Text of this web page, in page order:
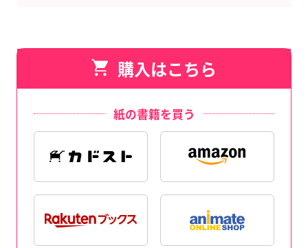
購入はこちら
紙の書籍を買う